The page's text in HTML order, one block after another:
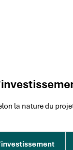
la nature du